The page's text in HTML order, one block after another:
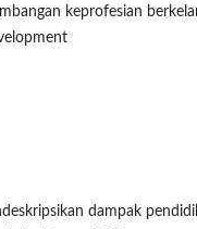
keprofesian
dampak